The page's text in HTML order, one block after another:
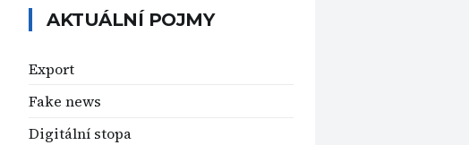
AKTUÁLNÍ POJMY
Export
Fake news
Digitální stopa